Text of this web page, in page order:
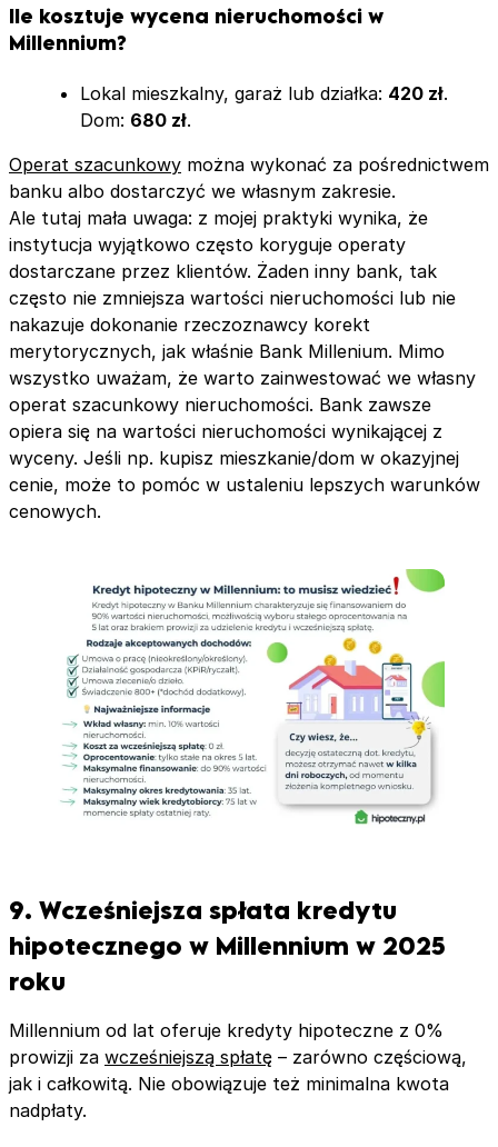
Ile kosztuje wycena nieruchomości w
Millennium?
Lokal mieszkalny, garaż lub działka: 420 zł.
Dom: 680 zł.
Operat szacunkowy można wykonać za pośrednictwem
banku albo dostarczyć we własnym zakresie.
Ale tutaj mała uwaga: z mojej praktyki wynika, że
instytucja wyjątkowo często koryguje operaty
dostarczane przez klientów. Żaden inny bank, tak
często nie zmniejsza wartości nieruchomości lub nie
nakazuje dokonanie rzeczoznawcy korekt
merytorycznych, jak właśnie Bank Millenium. Mimo
wszystko uważam, że warto zainwestować we własny
operat szacunkowy nieruchomości. Bank zawsze
opiera się na wartości nieruchomości wynikającej z
wyceny. Jeśli np. kupisz mieszkanie/dom w okazyjnej
cenie, może to pomóc w ustaleniu lepszych warunków
cenowych.
9. Wcześniejsza spłata kredytu
hipotecznego w Millennium w 2025
roku
Millennium od lat oferuje kredyty hipoteczne z 0%
prowizji za wcześniejszą spłatę – zarówno częściową,
jak i całkowitą. Nie obowiązuje też minimalna kwota
nadpłaty.